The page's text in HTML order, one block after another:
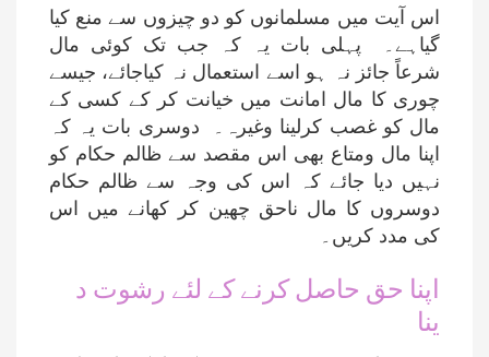
اس آیت میں مسلمانوں کو دو چیزوں سے منع کیا
گیاہے۔ پہلی بات یہ کہ جب تک کوئی مال
شرعاً جائز نہ ہو اسے استعمال نہ کیاجائے، جیسے
چوری کا مال امانت میں خیانت کر کے کسی کے
مال کو غصب کرلینا وغیرہ۔ دوسری بات یہ کہ
اپنا مال ومتاع بھی اس مقصد سے ظالم حکام کو
نہیں دیا جائے کہ اس کی وجہ سے ظالم حکام
دوسروں کا مال ناحق چھین کر کھانے میں اس
کی مدد کریں۔
اپنا حق حاصل کرنے کے لئے رشوت د
ینا